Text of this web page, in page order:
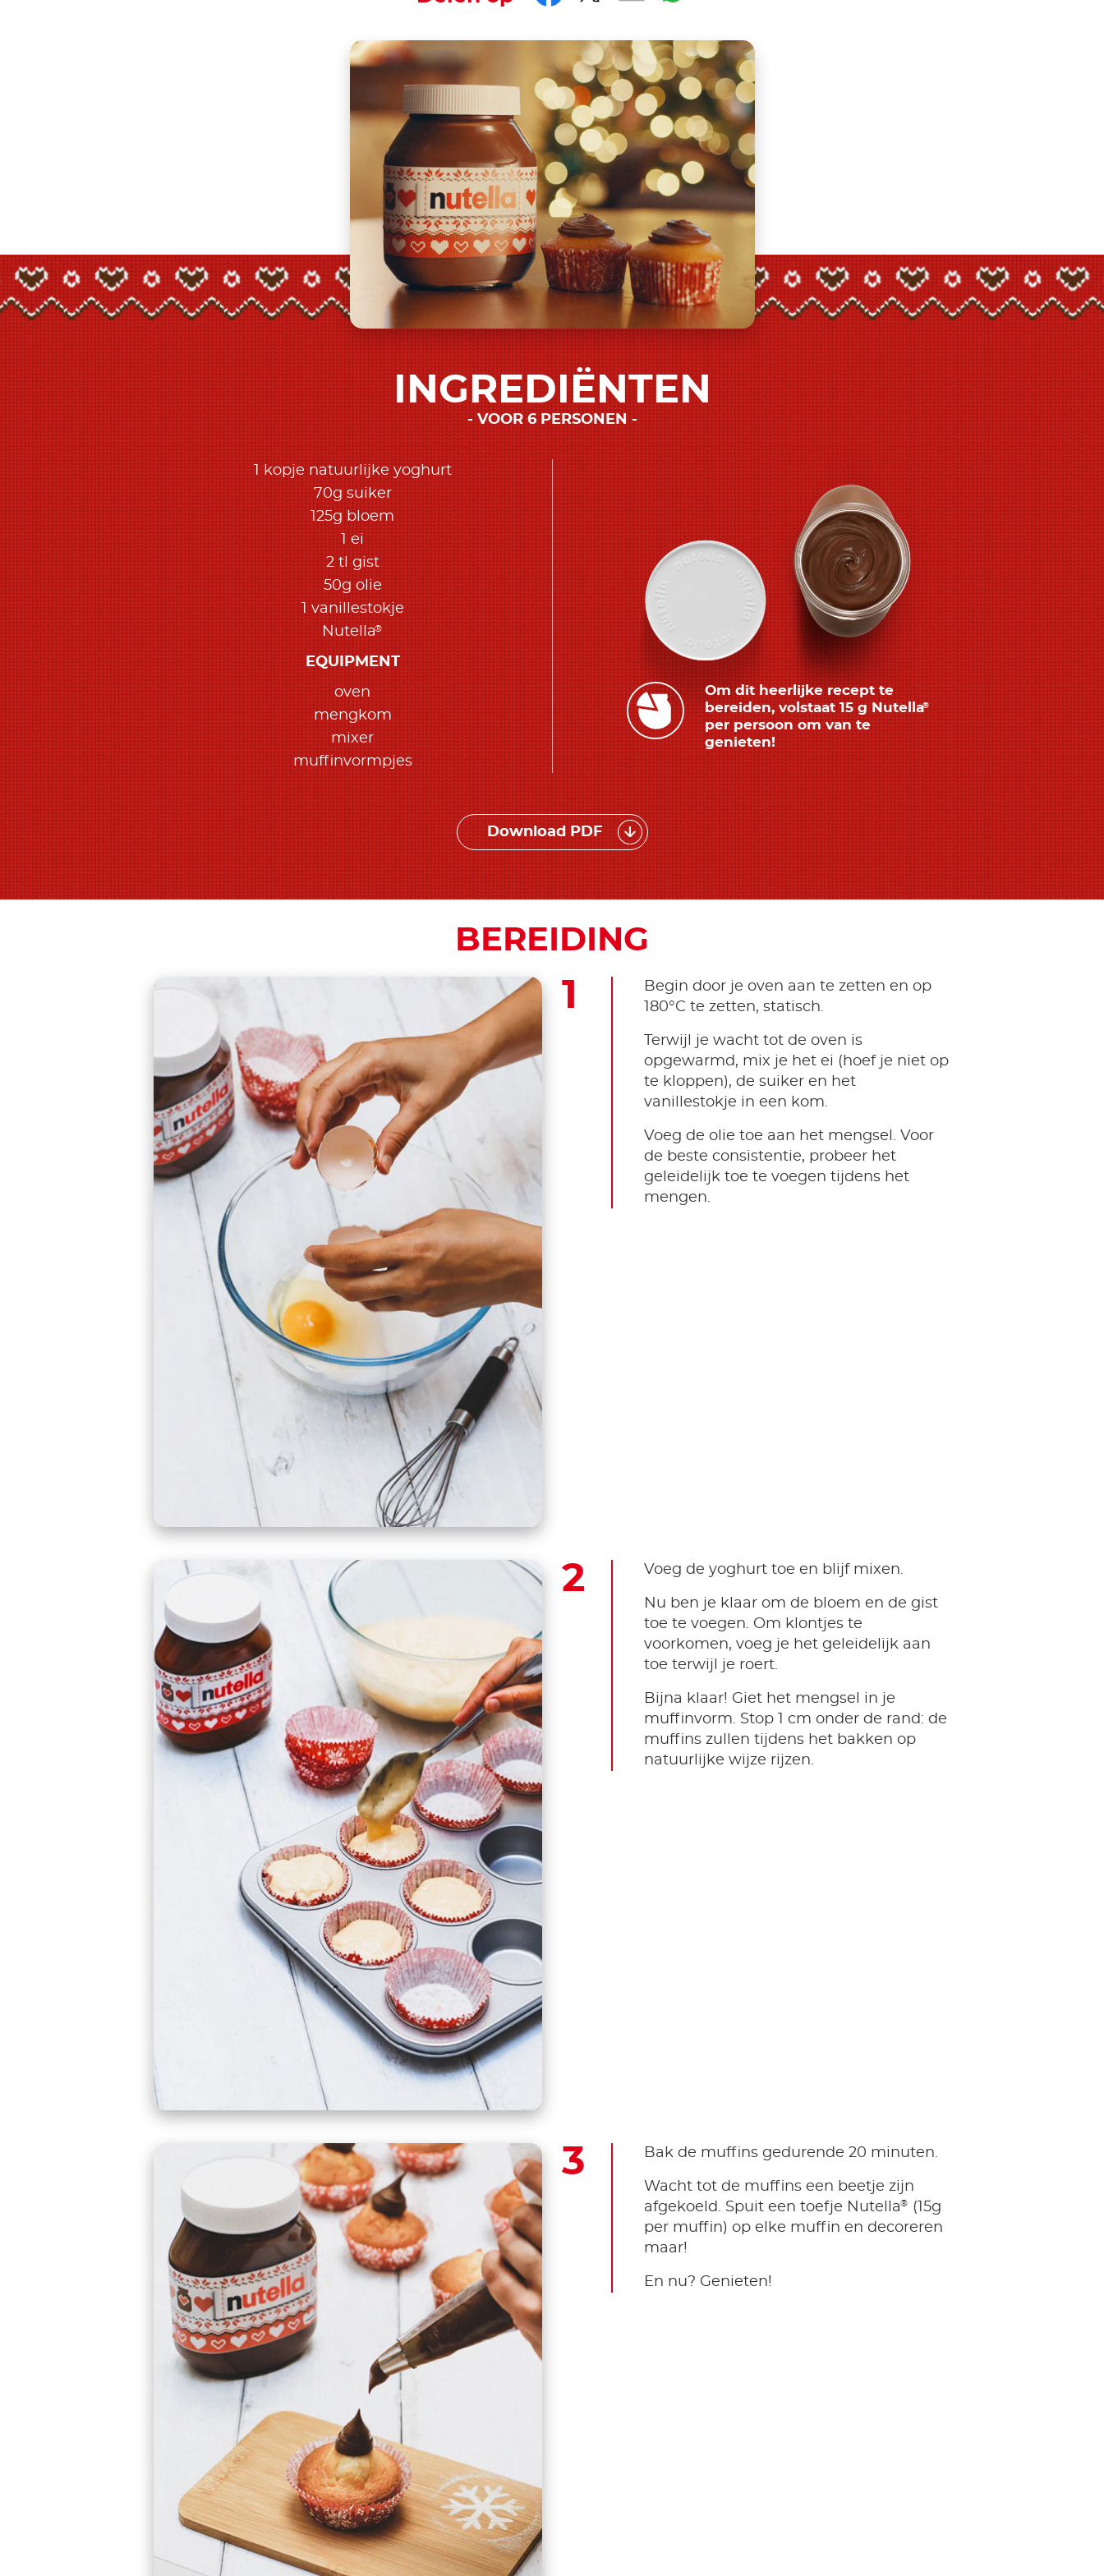
INGREDIËNTEN
VOOR 6 PERSONEN
1 kopje natuurlijke yoghurt
70g suiker
125g bloem
1 ei
2 tl gist
50g olie
1 vanillestokje
Nutella®
EQUIPMENT
oven
mengkom
mixer
muffinvormpjes
Om dit heerlijke recept te
bereiden, volstaat 15 g Nutella®
per persoon om van te
genieten!
Download PDF
BEREIDING
Begin door je oven aan te zetten en op
180°C te zetten, statisch.
Terwijl je wacht tot de oven is
opgewarmd, mix je het ei (hoef je niet op
te kloppen), de suiker en het
vanillestokje in een kom.
Voeg de olie toe aan het mengsel. Voor
de beste consistentie, probeer het
geleidelijk toe te voegen tijdens het
mengen.
Voeg de yoghurt toe en blijf mixen.
Nu ben je klaar om de bloem en de gist
toe te voegen. Om klontjes te
voorkomen, voeg je het geleidelijk aan
toe terwijl je roert.
Bijna klaar! Giet het mengsel in je
muffinvorm. Stop 1 cm onder de rand: de
muffins zullen tijdens het bakken op
natuurlijke wijze rijzen.
Bak de muffins gedurende 20 minuten.
Wacht tot de muffins een beetje zijn
afgekoeld. Spuit een toefje Nutella®
(15g
per muffin) op elke muffin en decoreren
maar!
En nu? Genieten!